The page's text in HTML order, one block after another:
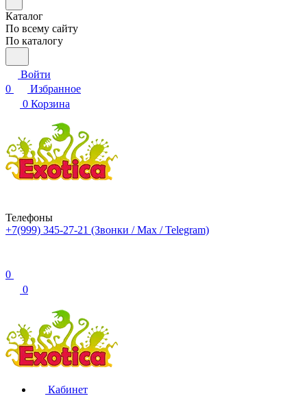
Каталог
По всему сайту
По каталогу
Войти
0
Избранное
0 Корзина
Телефоны
+7(999) 345-27-21 (Звонки / Max / Telegram)
0
0
Кабинет